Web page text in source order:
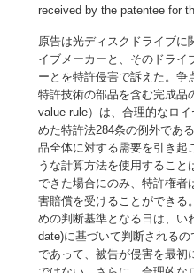
received by the patentee for
原告は光ディスクドライブに
イブメーカーと、そのドライ
ーとを特許侵害で訴えた。争
特許技術の部品を含む完成品
value rule）は、合理的なロ
めた特許法284条の例外であ
品全体に対する需要を引き起
うな計算方法を使用するこ
できた場合にのみ、特許権者
害賠償を受けることができる
めの判断基準となる日は、い
date)に基づいて判断される
であって、被告が侵害を最初